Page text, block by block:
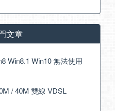
文章
Win8.1 Win10 無法使用
/ 40M 雙線 VDSL